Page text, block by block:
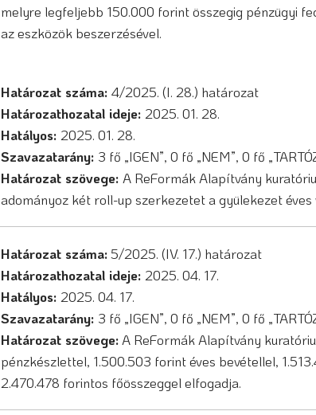
melyre legfeljebb 150.000 forint összegig pénzügyi
az eszközök beszerzésével.
Határozat száma: 4/2025. (I. 28.) határozat
Határozathozatal ideje: 2025. 01. 28.
Hatályos: 2025. 01. 28.
Szavazatarány: 3 fő „IGEN”, 0 fő „NEM”, 0 fő
Határozat szövege: A ReFormák Alapítvány
adományoz két roll-up szerkezetet a gyülekezet
Határozat száma:5/2025. (IV. 17.) határozat
Határozathozatal ideje: 2025. 04. 17.
Hatályos: 2025. 04. 17.
Szavazatarány: 3 fő „IGEN”, 0 fő „NEM”, 0 fő
Határozat szövege: A ReFormák Alapítvány
pénzkészlettel, 1.500.503 forint éves bevétellel,
2.470.478 forintos főösszeggel elfogadja.